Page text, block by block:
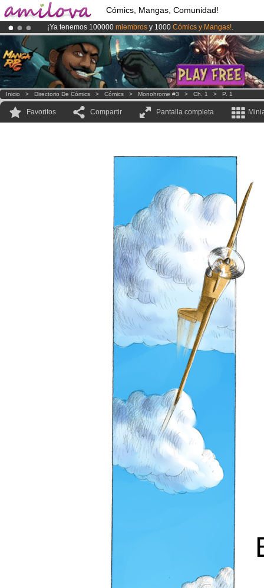
Cómics, Mangas, Comunidad!
¡Ya tenemos 100000 miembros y 1000 Cómics y Mangas!.
¡Conviertete en Premium por3.95 eurosal mes!Hazte Premium ya
El Kickstarter Amilova está desormado lanzado!.
Inicio > Directorio De Cómics > Cómics > Monohrome #3 > Ch. 1 > P. 1
Favoritos Compartir Pantalla completa